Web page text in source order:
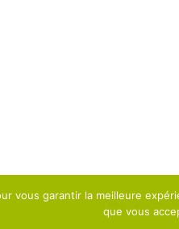
vous garantir la meilleure
que vous